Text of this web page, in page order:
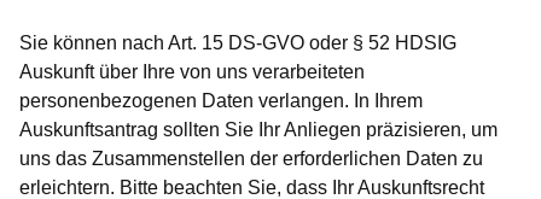
Sie können nach Art. 15 DS-GVO oder § 52 HDSIG
Auskunft über Ihre von uns verarbeiteten
personenbezogenen Daten verlangen. In Ihrem
Auskunftsantrag sollten Sie Ihr Anliegen präzisieren, um
uns das Zusammenstellen der erforderlichen Daten zu
erleichtern. Bitte beachten Sie, dass Ihr Auskunftsrecht